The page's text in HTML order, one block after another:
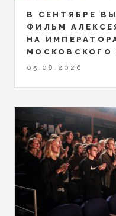
В СЕНТЯБРЕ
ФИЛЬМ
НА
МОСКОВСКОГО
05.08.2026